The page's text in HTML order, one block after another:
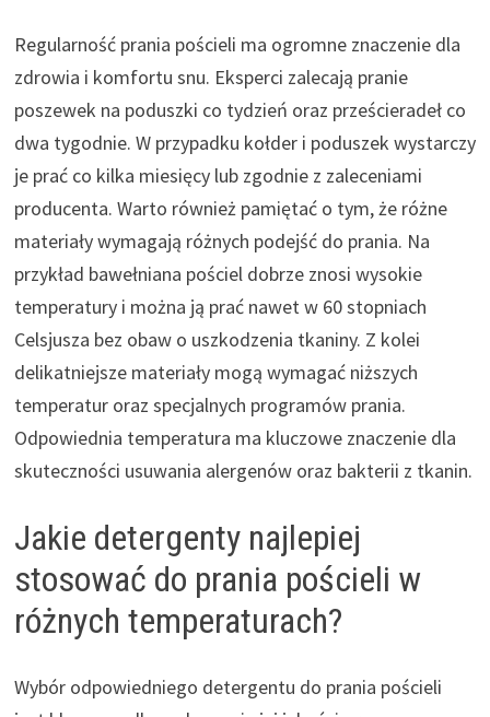
Regularność prania pościeli ma ogromne znaczenie dla
zdrowia i komfortu snu. Eksperci zalecają pranie
poszewek na poduszki co tydzień oraz prześcieradeł co
dwa tygodnie. W przypadku kołder i poduszek wystarczy
je prać co kilka miesięcy lub zgodnie z zaleceniami
producenta. Warto również pamiętać o tym, że różne
materiały wymagają różnych podejść do prania. Na
przykład bawełniana pościel dobrze znosi wysokie
temperatury i można ją prać nawet w 60 stopniach
Celsjusza bez obaw o uszkodzenia tkaniny. Z kolei
delikatniejsze materiały mogą wymagać niższych
temperatur oraz specjalnych programów prania.
Odpowiednia temperatura ma kluczowe znaczenie dla
skuteczności usuwania alergenów oraz bakterii z tkanin.
Jakie detergenty najlepiej
stosować do prania pościeli w
różnych temperaturach?
Wybór odpowiedniego detergentu do prania pościeli